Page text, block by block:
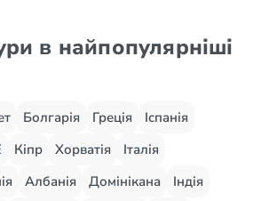
в найпопулярніші
Болгарія Греція
Іспанія
Кіпр Хорватія
Італія
Албанія Домінікана
Індія